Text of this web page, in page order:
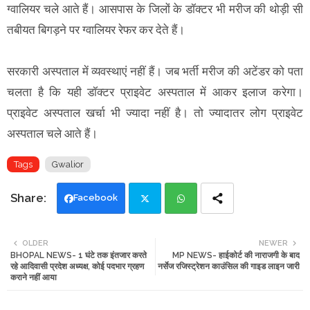
ग्वालियर चले आते हैं। आसपास के जिलों के डॉक्टर भी मरीज की थोड़ी सी
तबीयत बिगड़ने पर ग्वालियर रेफर कर देते हैं।
सरकारी अस्पताल में व्यवस्थाएं नहीं हैं। जब भर्ती मरीज की अटेंडर को पता
चलता है कि यही डॉक्टर प्राइवेट अस्पताल में आकर इलाज करेगा।
प्राइवेट अस्पताल खर्चा भी ज्यादा नहीं है। तो ज्यादातर लोग प्राइवेट
अस्पताल चले आते हैं।
Tags Gwalior
Facebook
tte ats
NEWER
MP NEWS- हाईकोर्ट की नाराजगी के बाद
नर्सेज रजिस्ट्रेशन काउंसिल की गाइड लाइन जारी
OLDER
BHOPAL NEWS- 1 घंटे तक इंतजार करते
रहे आदिवासी प्रदेश अध्यक्ष, कोई पदभार ग्रहण
कराने नहीं आया